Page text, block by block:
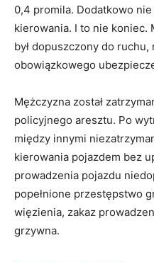
0,4 promila. Dodatkowo nie
kierowania. I to nie koniec.
był dopuszczony do ruchu,
obowiązkowego
Mężczyzna został
policyjnego aresztu. Po
między innymi
kierowania pojazdem bez
prowadzenia pojazdu
popełnione przestępstwo
więzienia, zakaz
grzywna.